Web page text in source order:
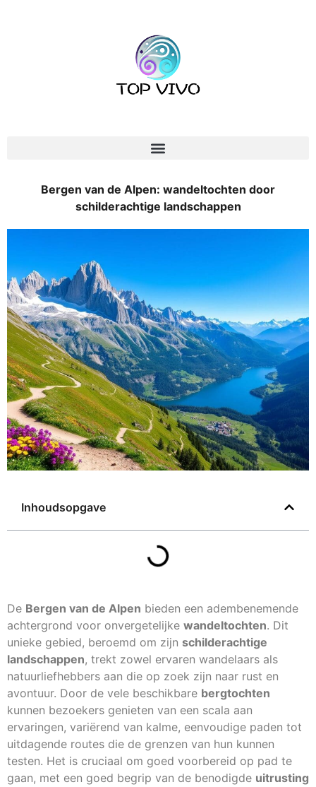
Bergen van de Alpen: wandeltochten door
schilderachtige landschappen
Inhoudsopgave
De Bergen van de Alpen bieden een adembenemende
achtergrond voor onvergetelijke wandeltochten. Dit
unieke gebied, beroemd om zijn schilderachtige
landschappen, trekt zowel ervaren wandelaars als
natuurliefhebbers aan die op zoek zijn naar rust en
avontuur. Door de vele beschikbare bergtochten
kunnen bezoekers genieten van een scala aan
ervaringen, variërend van kalme, eenvoudige paden tot
uitdagende routes die de grenzen van hun kunnen
testen. Het is cruciaal om goed voorbereid op pad te
gaan, met een goed begrip van de benodigde uitrusting